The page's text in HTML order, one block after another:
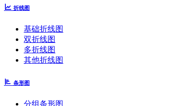
折线图
基础折线图
双折线图
多折线图
其他折线图
条形图
分组条形图